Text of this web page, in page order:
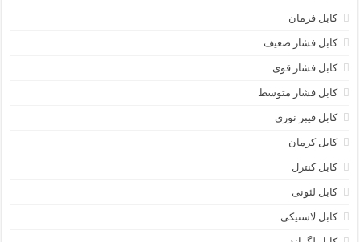
کابل فرمان
کابل فشار ضعیف
کابل فشار قوی
کابل فشار متوسط
کابل فیبر نوری
کابل کرمان
کابل کنترل
کابل لئونی
کابل لاستیکی